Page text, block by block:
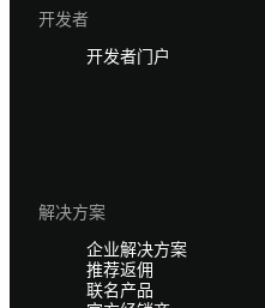
开发者
开发者门户
解决方案
企业解决方案
推荐返佣
联名产品